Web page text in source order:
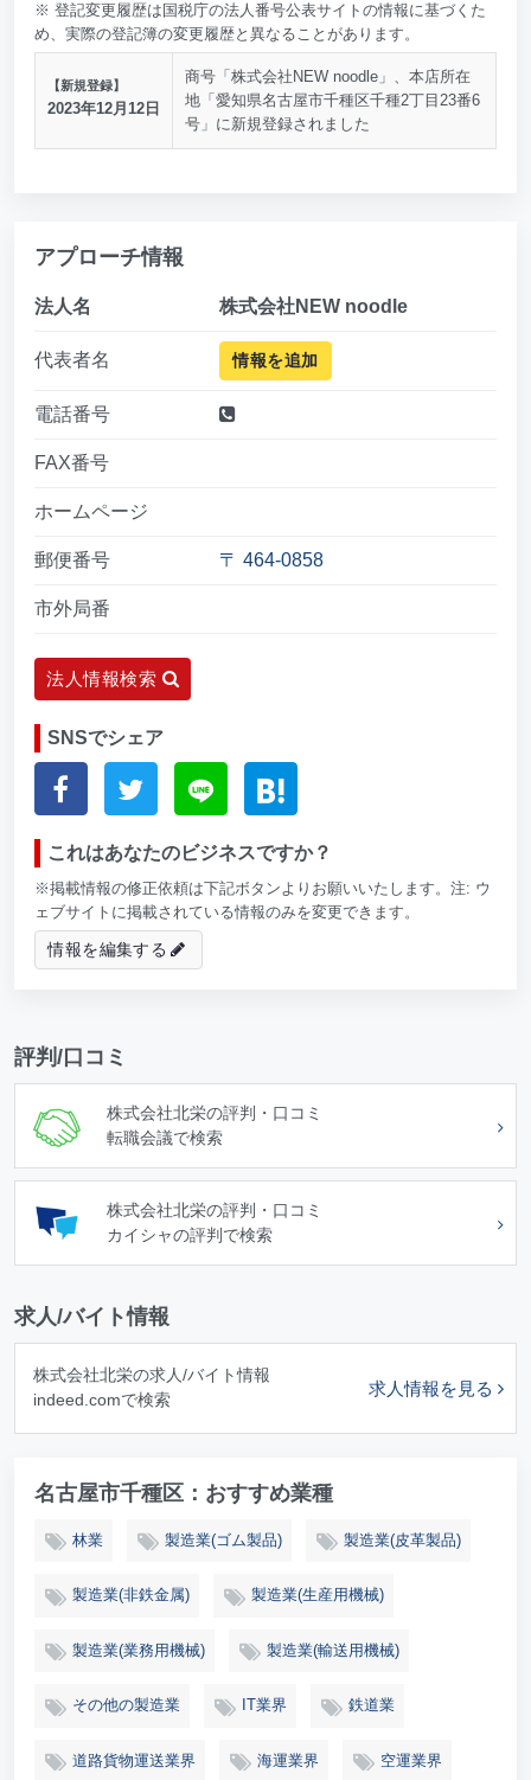
※ 登記変更履歴は国税庁の法人番号公表サイトの情報に基づくた
め、実際の登記簿の変更履歴と異なることがあります。
【新規登録】
2023年12月12日
商号「株式会社NEW noodle」、本店所在
地「愛知県名古屋市千種区千種2丁目23番6
号」に新規登録されました
アプローチ情報
法人名 株式会社NEW noodle
代表者名 情報を追加
電話番号
FAX番号
ホームページ
郵便番号 〒 464-0858
市外局番
法人情報検索
SNSでシェア
これはあなたのビジネスですか？
※掲載情報の修正依頼は下記ボタンよりお願いいたします。注: ウ
ェブサイトに掲載されている情報のみを変更できます。
情報を編集する
評判/口コミ
株式会社北栄の評判・口コミ
転職会議で検索
株式会社北栄の評判・口コミ
カイシャの評判で検索
求人/バイト情報
株式会社北栄の求人/バイト情報
indeed.comで検索
求人情報を見る
名古屋市千種区：おすすめ業種
林業 製造業(ゴム製品) 製造業(皮革製品)
製造業(非鉄金属) 製造業(生産用機械)
製造業(業務用機械) 製造業(輸送用機械)
その他の製造業 IT業界 鉄道業
道路貨物運送業界 海運業界 空運業界